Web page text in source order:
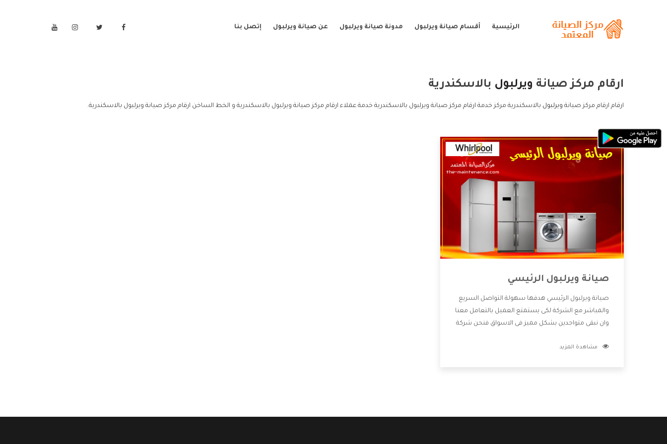
الرئيسية أقسام صيانة ويرلبول مدونة صيانة ويرلبول عن صيانة ويرلبول إتصل بنا
ارقام مركز صيانة ويرلبول بالاسكندرية
ارقام ارقام مركز صيانة ويرلبول بالاسكندرية مركز خدمة ارقام مركز صيانة ويرلبول بالاسكندرية خدمة عملاء ارقام مركز صيانة ويرلبول بالاسكندرية و الخط الساخن ارقام مركز صيانة ويرلبول بالاسكندرية.
صيانة ويرلبول الرئيسي
صيانة ويرلبول الرئيسي هدفها سهولة التواصل السريع
والمباشر مع الشركة لكى يستمتع العميل بالتعامل معنا
وان نبقى متواجدين بشكل مميز فى الاسواق فنحن شركة
بالخدمات التى تنفرد الشركة بها والتى تكون منها خدمة
مشاهدة المزيد